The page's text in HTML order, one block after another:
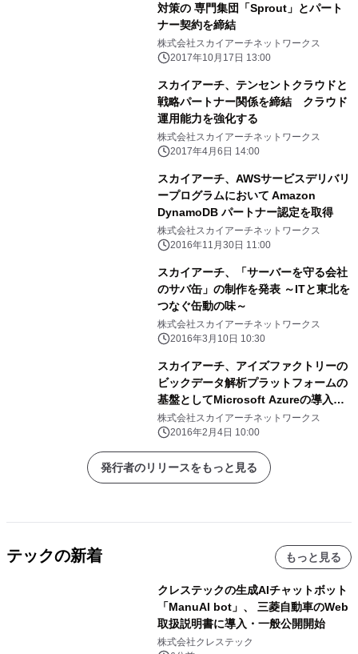
対策の 専門集団「Sprout」とパート
ナー契約を締結
株式会社スカイアーチネットワークス
2017年10月17日 13:00
スカイアーチ、テンセントクラウドと
戦略パートナー関係を締結 クラウド
運用能力を強化する
株式会社スカイアーチネットワークス
2017年4月6日 14:00
スカイアーチ、AWSサービスデリバリ
ープログラムにおいて Amazon
DynamoDB パートナー認定を取得
株式会社スカイアーチネットワークス
2016年11月30日 11:00
スカイアーチ、「サーバーを守る会社
のサバ缶」の制作を発表 ～ITと東北を
つなぐ缶動の味～
株式会社スカイアーチネットワークス
2016年3月10日 10:30
スカイアーチ、アイズファクトリーの
ビックデータ解析プラットフォームの
基盤としてMicrosoft Azureの導入を
支援
株式会社スカイアーチネットワークス
2016年2月4日 10:00
発行者のリリースをもっと見る
テックの新着 もっと見る
クレステックの生成AIチャットボット
「ManuAI bot」、 三菱自動車のWeb
取扱説明書に導入・一般公開開始
株式会社クレステック